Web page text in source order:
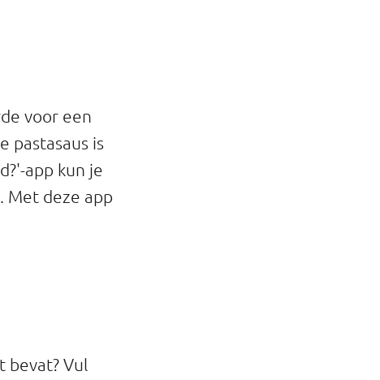
voor een
pastasaus is
app kun je
Met deze app
bevat? Vul